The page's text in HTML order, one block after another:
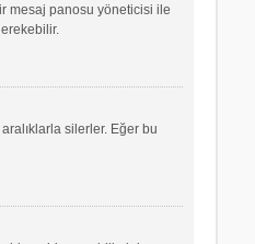
mesaj panosu yöneticisi ile
silerler. Eğer bu